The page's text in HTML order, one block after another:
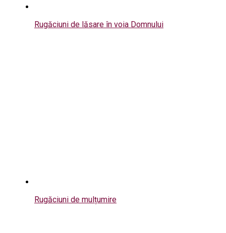
Rugăciuni de lăsare în voia Domnului
Rugăciuni de mulțumire